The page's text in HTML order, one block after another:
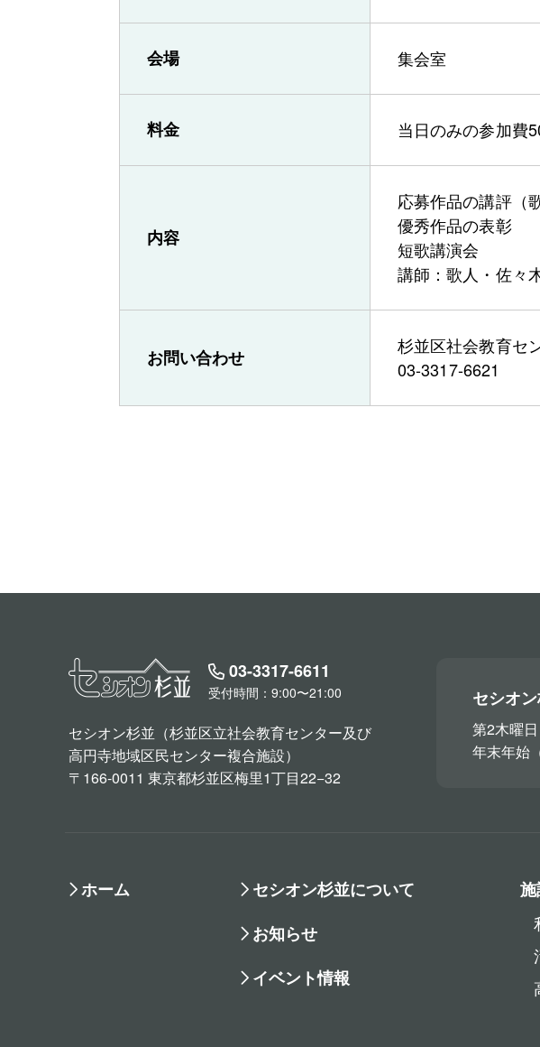
会場 集会室
料金 当日のみの参加費
内容
応募作品の講評（
優秀作品の表彰
短歌講演会
講師：歌人・佐々
お問い合わせ
杉並区社会教育セ
03-3317-6621
03-3317-6611
受付時間：9:00〜21:00
セシオン杉並（杉並区立社会教育センター及び
高円寺地域区民センター複合施設）
〒166-0011 東京都杉並区梅里1丁目22−32
セシオ
第2木曜日
年末年始
ホーム
セシオン杉並について
お知らせ
イベント情報